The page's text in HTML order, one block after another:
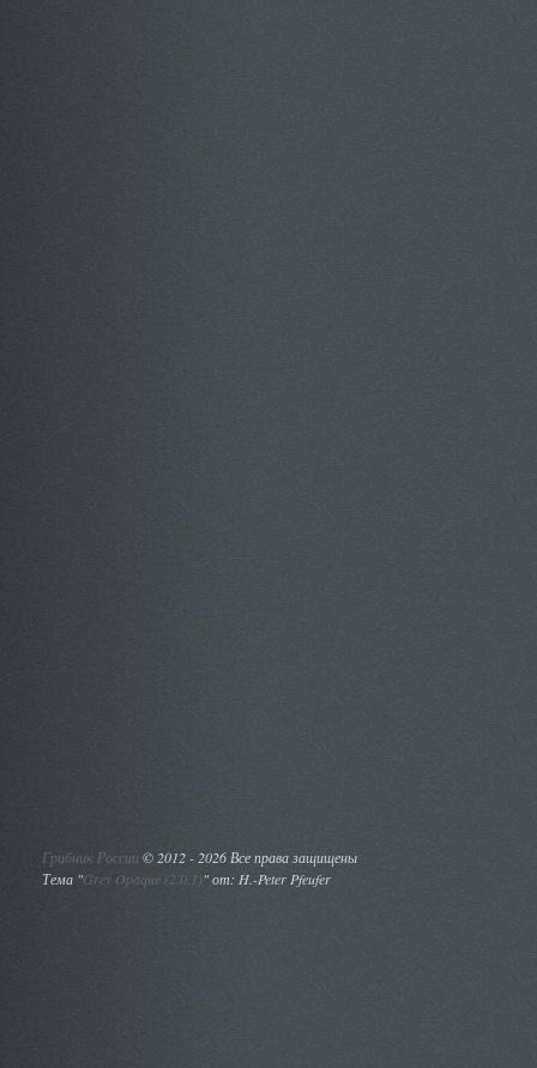
Грибник России ©2012 - 2026 Все права защищены
Тема "Grey Opaque (2.0.1)" от: H.-Peter Pfeufer